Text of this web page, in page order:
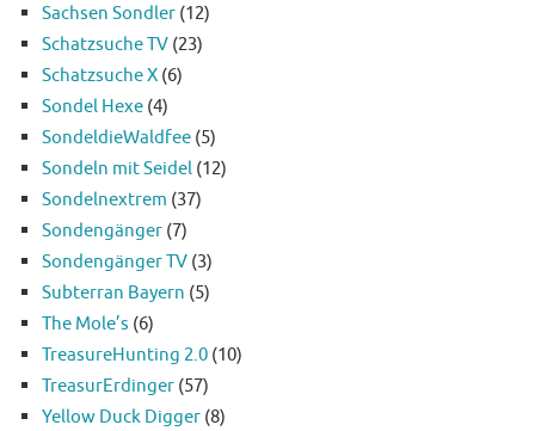
Sachsen Sondler (12)
Schatzsuche TV (23)
Schatzsuche X (6)
Sondel Hexe (4)
SondeldieWaldfee (5)
Sondeln mit Seidel (12)
Sondelnextrem (37)
Sondengänger (7)
Sondengänger TV (3)
Subterran Bayern (5)
The Mole’s (6)
TreasureHunting 2.0 (10)
TreasurErdinger (57)
Yellow Duck Digger (8)